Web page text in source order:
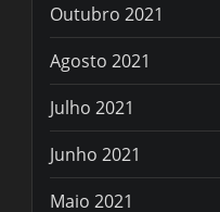
Outubro 2021
Agosto 2021
Julho 2021
Junho 2021
Maio 2021